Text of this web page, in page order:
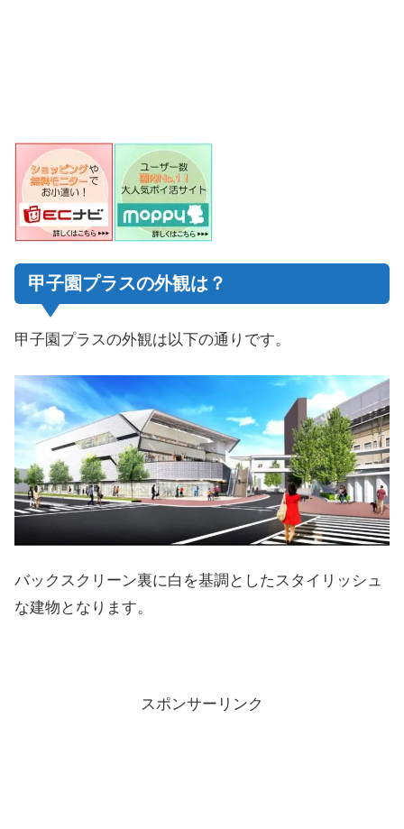
甲子園プラスの外観は？
甲子園プラスの外観は以下の通りです。
バックスクリーン裏に白を基調としたスタイリッシュ
な建物となります。
スポンサーリンク